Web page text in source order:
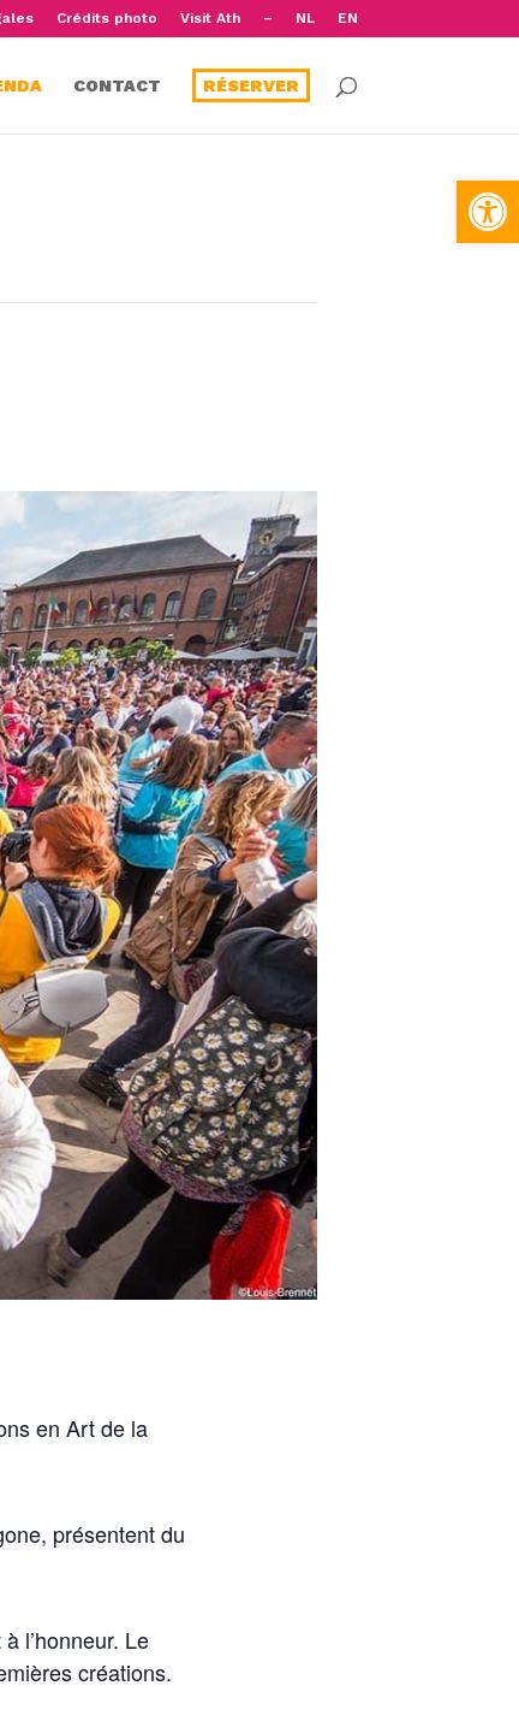
Crédits photo Visit Ath – NL EN
CONTACT RÉSERVER
en Art de la
présentent du
l’honneur. Le
créations.